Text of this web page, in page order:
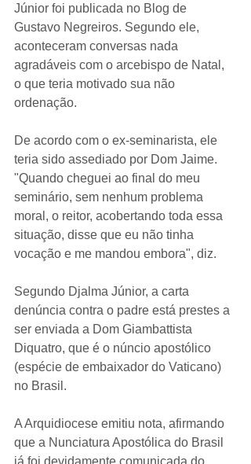
Júnior foi publicada no Blog de
Gustavo Negreiros. Segundo ele,
aconteceram conversas nada
agradáveis com o arcebispo de Natal,
o que teria motivado sua não
ordenação.
De acordo com o ex-seminarista, ele
teria sido assediado por Dom Jaime.
"Quando cheguei ao final do meu
seminário, sem nenhum problema
moral, o reitor, acobertando toda essa
situação, disse que eu não tinha
vocação e me mandou embora", diz.
Segundo Djalma Júnior, a carta
denúncia contra o padre está prestes a
ser enviada a Dom Giambattista
Diquatro, que é o núncio apostólico
(espécie de embaixador do Vaticano)
no Brasil.
A Arquidiocese emitiu nota, afirmando
que a Nunciatura Apostólica do Brasil
já foi devidamente comunicada do